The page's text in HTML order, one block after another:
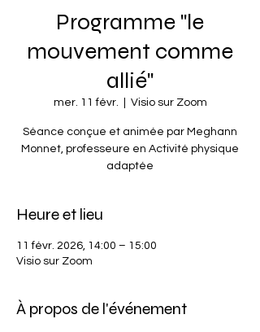
Programme "le
mouvement comme
allié"
mer. 11 févr. Visio sur Zoom
Séance conçue et animée par Meghann
Monnet, professeure en Activité physique
adaptée
Heure et lieu
11 févr. 2026, 14:00 – 15:00
Visio sur Zoom
À propos de l'événement